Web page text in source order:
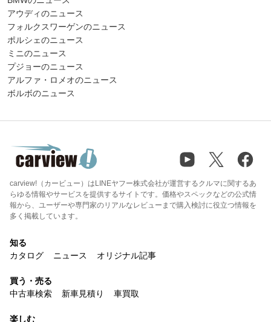
アウディのニュース
フォルクスワーゲンのニュース
ポルシェのニュース
ミニのニュース
プジョーのニュース
アルファ・ロメオのニュース
ボルボのニュース
carview!（カービュー）はLINEヤフー株式会社が運営するクルマに関するあ
らゆる情報やサービスを提供するサイトです。価格やスペックなどの公式情
報から、ユーザーや専門家のリアルなレビューまで購入検討に役立つ情報を
多く掲載しています。
知る
カタログ
ニュース オリジナル記事
買う・売る
中古車検索
新車見積り 車買取
楽しむ